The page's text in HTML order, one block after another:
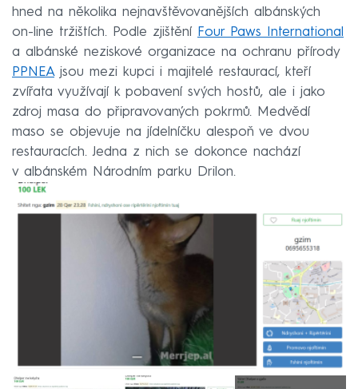
hned na několika nejnavštěvovanějších albánských
on-line tržištích. Podle zjištění Four Paws International
a albánské neziskové organizace na ochranu přírody
PPNEAjsou mezi kupci i majitelé restaurací, kteří
zvířata využívají k pobavení svých hostů, ale i jako
zdroj masa do připravovaných pokrmů. Medvědí
maso se objevuje na jídelníčku alespoň ve dvou
restauracích. Jedna z nich se dokonce nachází
v albánském Národním parku Drilon.